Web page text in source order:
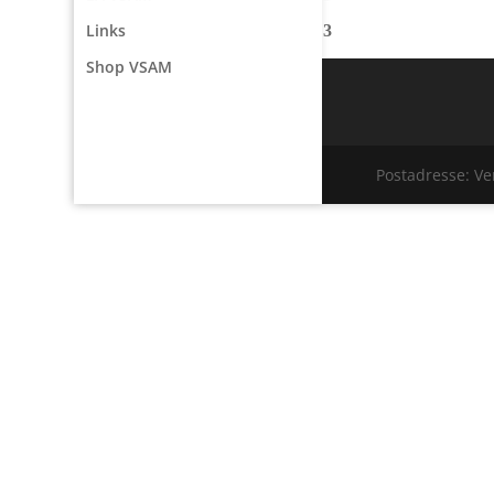
Links
Shop VSAM
Postadresse: